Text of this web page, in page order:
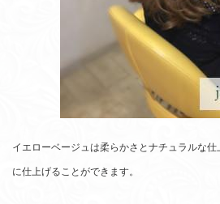
イエローベージュは柔らかさとナチュラルな
に仕上げることができます。